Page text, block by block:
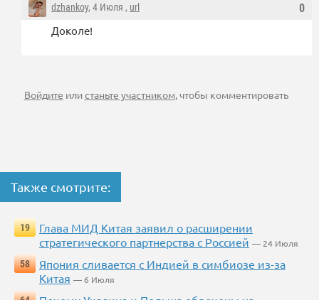
0
dzhankoy, 4 Июля , url
Доколе!
Войдите илистаньте участником, чтобы комментировать
Также смотрите:
19
Глава МИД Китая заявил о расширении
стратегического партнерства с Россией — 24 Июля
58
Япония сливается с Индией в симбиозе из-за
Китая — 6 Июля